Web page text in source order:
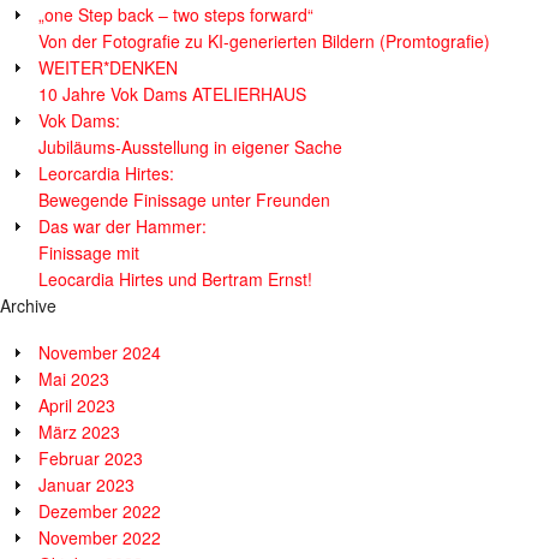
„one Step back – two steps forward“
Von der Fotografie zu KI-generierten Bildern (Promtografie)
WEITER*DENKEN
10 Jahre Vok Dams ATELIERHAUS
Vok Dams:
Jubiläums-Ausstellung in eigener Sache
Leorcardia Hirtes:
Bewegende Finissage unter Freunden
Das war der Hammer:
Finissage mit
Leocardia Hirtes und Bertram Ernst!
Archive
November 2024
Mai 2023
April 2023
März 2023
Februar 2023
Januar 2023
Dezember 2022
November 2022